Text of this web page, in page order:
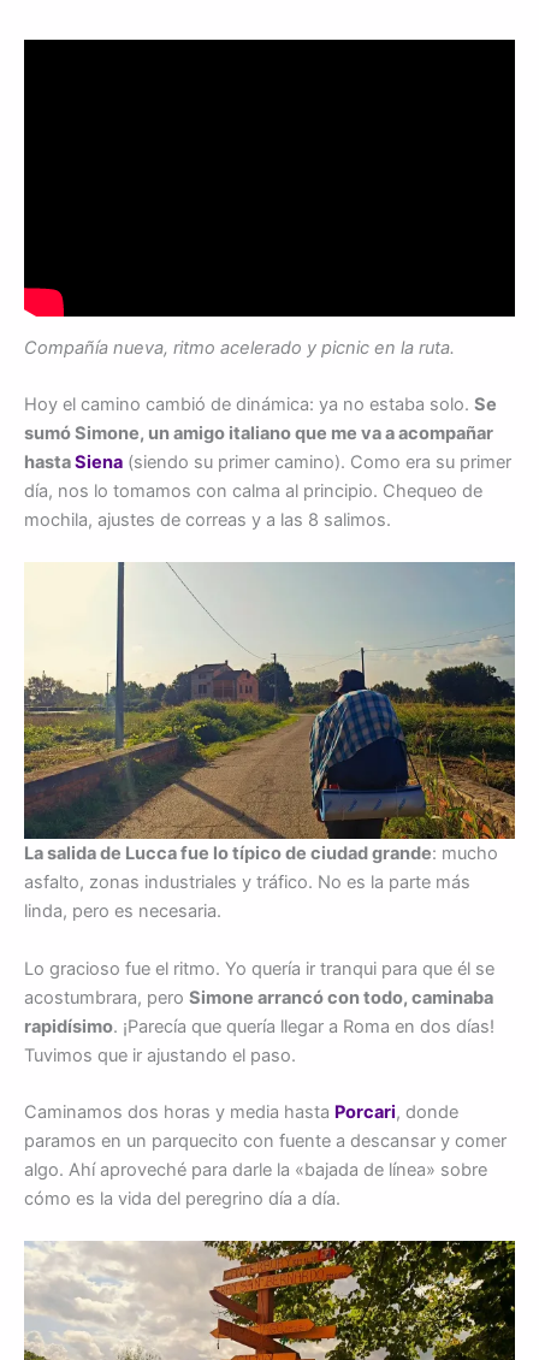
Compañía nueva, ritmo acelerado y picnic en la ruta.
Hoy el camino cambió de dinámica: ya no estaba solo. Se
sumó Simone, un amigo italiano que me va a acompañar
hastaSiena (siendo su primer camino). Como era su primer
día, nos lo tomamos con calma al principio. Chequeo de
mochila, ajustes de correas y a las 8 salimos.
La salida de Lucca fue lo típico de ciudad grande: mucho
asfalto, zonas industriales y tráfico. No es la parte más
linda, pero es necesaria.
Lo gracioso fue el ritmo. Yo quería ir tranqui para que él se
acostumbrara, pero Simone arrancó con todo, caminaba
rapidísimo. ¡Parecía que quería llegar a Roma en dos días!
Tuvimos que ir ajustando el paso.
Caminamos dos horas y media hasta Porcari, donde
paramos en un parquecito con fuente a descansar y comer
algo. Ahí aproveché para darle la «bajada de línea» sobre
cómo es la vida del peregrino día a día.